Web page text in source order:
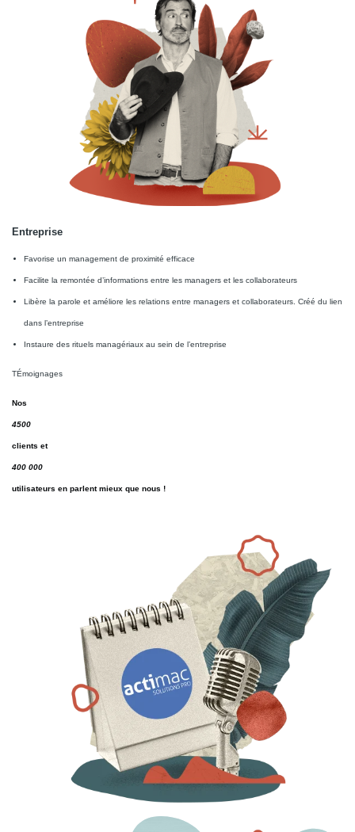
Entreprise
Favorise un management de proximité efficace
Facilite la remontée d’informations entre les managers et les collaborateurs
Libère la parole et améliore les relations entre managers et collaborateurs. Créé du lien
dans l’entreprise
Instaure des rituels managériaux au sein de l’entreprise
TÉmoignages
Nos
4500
clients et
400 000
utilisateurs en parlent mieux que nous !